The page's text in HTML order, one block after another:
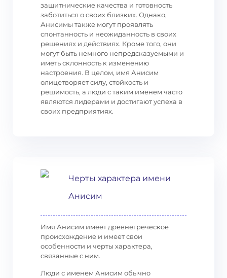
защитнические качества и готовность
заботиться о своих близких. Однако,
Анисимы также могут проявлять
спонтанность и неожиданность в своих
решениях и действиях. Кроме того, они
могут быть немного непредсказуемыми и
иметь склонность к изменению
настроения. В целом, имя Анисим
олицетворяет силу, стойкость и
решимость, а люди с таким именем часто
являются лидерами и достигают успеха в
своих предприятиях.
Черты характера имени
Анисим
Имя Анисим имеет древнегреческое
происхождение и имеет свои
особенности и черты характера,
связанные с ним.
Люди с именем Анисим обычно